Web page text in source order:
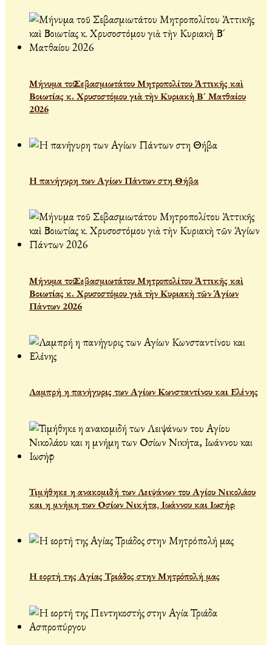
Μήνυμα τοῦ Σεβασμιωτάτου Μητροπολίτου Ἀττικῆς καὶ
Βοιωτίας κ. Χρυσοστόμου γιὰ τὴν Κυριακὴ Β´ Ματθαίου
2026
Η πανήγυρη των Αγίων Πάντων στη Θήβα
Μήνυμα τοῦ Σεβασμιωτάτου Μητροπολίτου Ἀττικῆς καὶ
Βοιωτίας κ. Χρυσοστόμου γιὰ τὴν Κυριακὴ τῶν Ἁγίων
Πάντων 2026
Λαμπρή η πανήγυρις των Αγίων Κωνσταντίνου και Ελένης
Τιμήθηκε η ανακομιδή των Λειψάνων του Αγίου Νικολάου
και η μνήμη των Οσίων Νικήτα, Ιωάννου και Ιωσήφ
Η εορτή της Αγίας Τριάδος στην Μητρόπολή μας